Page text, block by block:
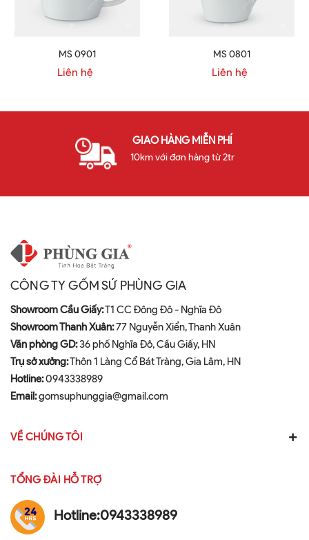
MS 0901
Liên hệ
MS 0801
Liên hệ
GIAO HÀNG MIỄN PHÍ
10km với đơn hàng từ 2tr
CÔNG TY GỐM SỨ PHÙNG GIA
Showroom Cầu Giấy:T1 CC Đông Đô - Nghĩa Đô
Showroom Thanh Xuân:77 Nguyễn Xiển, Thanh Xuân
Văn phòng GD:36 phố Nghĩa Đô, Cầu Giấy, HN
Trụ sở xưởng:Thôn 1 Làng Cổ Bát Tràng, Gia Lâm, HN
Hotline:0943338989
Email:gomsuphunggia@gmail.com
VỀ CHÚNG TÔI
TỔNG ĐÀI HỖ TRỢ
Hotline:0943338989